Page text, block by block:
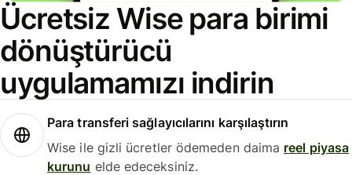
Ücretsiz Wise para birimi
dönüştürücü
uygulamamızı indirin
Para transferi sağlayıcılarını karşılaştırın
Wise ile gizli ücretler ödemeden daima reel piyasa
kurunu elde edeceksiniz.